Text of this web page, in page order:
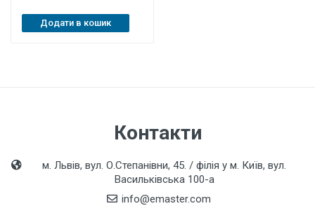
Додати в кошик
Контакти
м. Львів, вул. О.Степанівни, 45. / філія у м. Київ, вул.
Васильківська 100-а
info@emaster.com